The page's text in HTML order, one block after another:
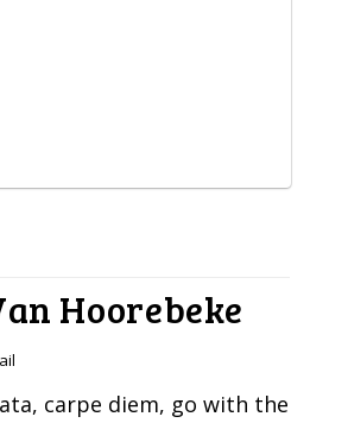
Hoorebeke
carpe diem, go with the